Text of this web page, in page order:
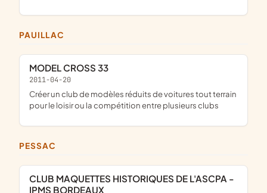
PAUILLAC
MODEL CROSS 33
2011-04-20
créer un club de modèles réduits de voitures tout terrain
pour le loisir ou la compétition entre plusieurs clubs
PESSAC
CLUB MAQUETTES HISTORIQUES DE L'ASCPA -
IPMS BORDEAUX